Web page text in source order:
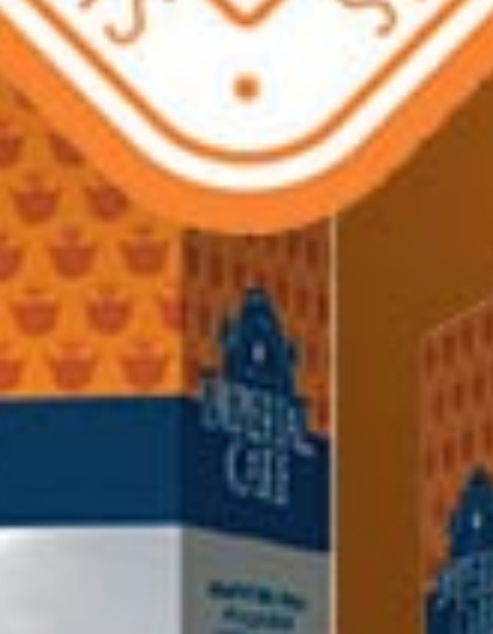
Με την πρωτοποριακή τεχνολογία
ιόντων Αργύρου